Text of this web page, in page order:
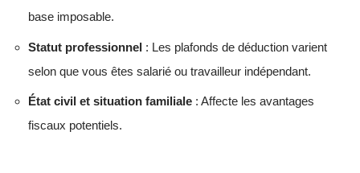
base imposable.
Statut professionnel : Les plafonds de déduction varient
selon que vous êtes salarié ou travailleur indépendant.
État civil et situation familiale : Affecte les avantages
fiscaux potentiels.